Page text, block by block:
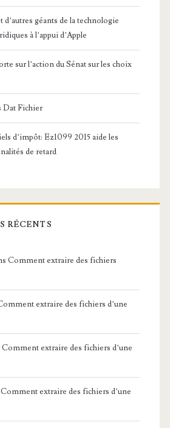
géants de la technologie
à l’appui d’Apple
sur l’action du Sénat sur les choix
Dat Fichier
d’impôt: Ez1099 2015 aide les
de retard
RÉCENTS
Comment extraire des fichiers
extraire des fichiers d’une
Comment extraire des fichiers d’une
Comment extraire des fichiers d’une